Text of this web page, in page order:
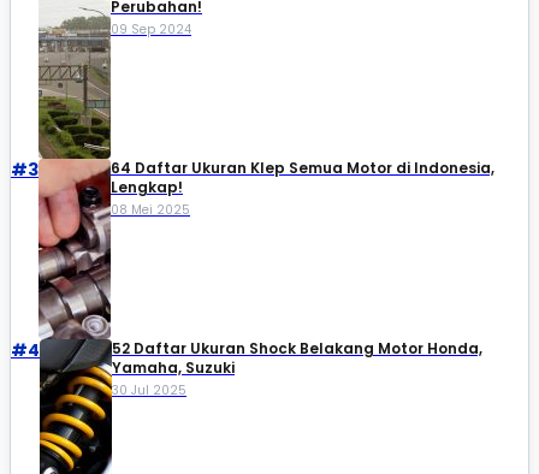
Perubahan!
09 Sep 2024
#3
64 Daftar Ukuran Klep Semua Motor di Indonesia,
Lengkap!
08 Mei 2025
#4
52 Daftar Ukuran Shock Belakang Motor Honda,
Yamaha, Suzuki​
30 Jul 2025